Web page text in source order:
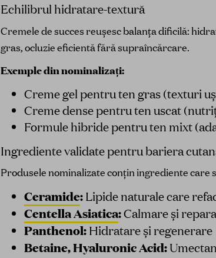
Echilibrul hidratare-textură
Cremele de succes reușesc balanța dificilă:
gras, ocluzie eficientă fără supraîncărcare.
Exemple din nominalizați:
Creme gel pentru ten gras (texturi
Creme dense pentru ten uscat
Formule hibride pentru ten mixt
Ingrediente validate pentru bariera
Produsele nominalizate conțin ingrediente care
Ceramide:Lipide naturale care
Centella Asiatica:Calmare și
Panthenol:Hidratare și regenerare
Betaine, Hyaluronic Acid: